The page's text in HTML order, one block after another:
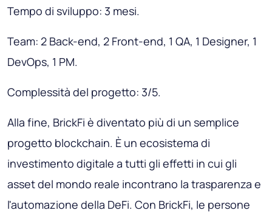
Tempo di sviluppo: 3 mesi.
Team: 2 Back-end, 2 Front-end, 1 QA, 1 Designer, 1
DevOps, 1 PM.
Complessità del progetto: 3/5.
Alla fine, BrickFi è diventato più di un semplice
progetto blockchain. È un ecosistema di
investimento digitale a tutti gli effetti in cui gli
asset del mondo reale incontrano la trasparenza e
l'automazione della DeFi. Con BrickFi, le persone